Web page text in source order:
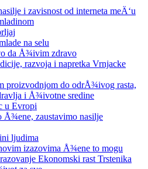
i zavisnost od interneta meÄ‘u
na selu
da Å¾ivim zdravo
razvoja i napretka Vrnjacke
proizvodnjom do odrÅ¾ivog rasta,
i Å¾ivotne sredine
u Evropi
Å¾ene, zaustavimo nasilje
ljudima
izazovima Å¾ene to mogu
Ekonomski rast Trstenika